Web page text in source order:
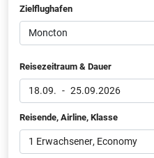
Zielflughafen
Reisezeitraum & Dauer
18.09. - 25.09.2026
Reisende, Airline, Klasse
1 Erwachsener, Economy